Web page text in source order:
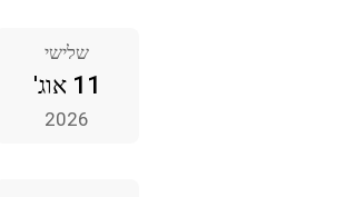
שלישי
11 אוג'
2026